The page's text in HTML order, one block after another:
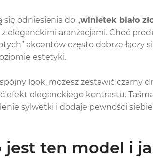
się odniesienia do „winietek biało
eleganckimi aranżacjami. Choć
akcentów często dobrze łączy
estetyki.
look, możesz zestawić czarny
efekt eleganckiego kontrastu. Taśma
sylwetki i dodaje pewności
jest ten model i